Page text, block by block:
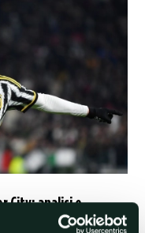
City: analisi e